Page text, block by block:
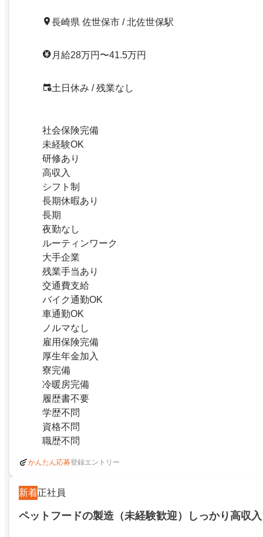
長崎県 佐世保市 / 北佐世保駅
月給28万円〜41.5万円
土日休み / 残業なし
社会保険完備
未経験OK
研修あり
高収入
シフト制
長期休暇あり
長期
夜勤なし
ルーティンワーク
大手企業
残業手当あり
交通費支給
バイク通勤OK
車通勤OK
ノルマなし
雇用保険完備
厚生年金加入
寮完備
冷暖房完備
履歴書不要
学歴不問
資格不問
職歴不問
かんたん応募登録エントリー
新着正社員
ペットフードの製造（未経験歓迎）しっかり高収入